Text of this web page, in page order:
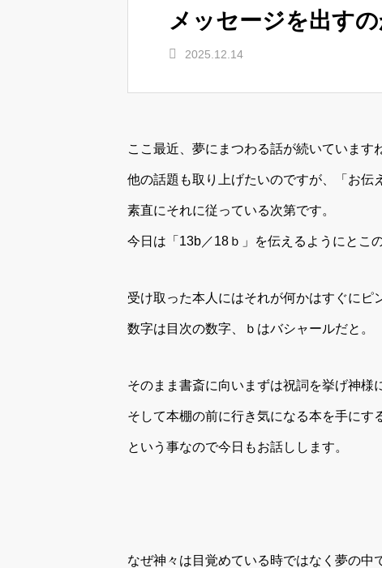
メッセージを出すの
2025.12.14
ここ最近、夢にまつわる話が続いています
他の話題も取り上げたいのですが、「お伝
素直にそれに従っている次第です。
今日は「13b／18ｂ」を伝えるようにとこ
受け取った本人にはそれが何かはすぐにピ
数字は目次の数字、ｂはバシャールだと。
そのまま書斎に向いまずは祝詞を挙げ神様
そして本棚の前に行き気になる本を手にす
という事なので今日もお話しします。
なぜ神々は目覚めている時ではなく夢の中